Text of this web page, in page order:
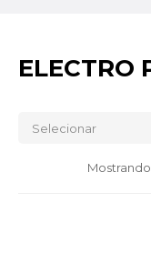
ELECTRO
Selecionar